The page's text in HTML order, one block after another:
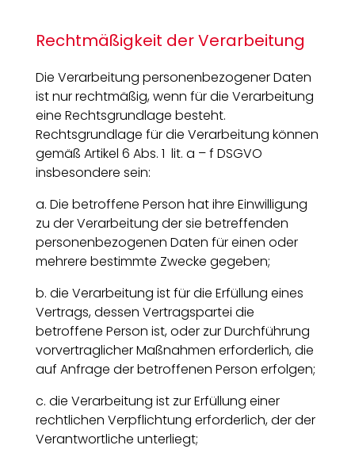
Rechtmäßigkeit der Verarbeitung
Die Verarbeitung personenbezogener Daten
ist nur rechtmäßig, wenn für die Verarbeitung
eine Rechtsgrundlage besteht.
Rechtsgrundlage für die Verarbeitung können
gemäß Artikel 6 Abs. 1 lit. a – f DSGVO
insbesondere sein:
a. Die betroffene Person hat ihre Einwilligung
zu der Verarbeitung der sie betreffenden
personenbezogenen Daten für einen oder
mehrere bestimmte Zwecke gegeben;
b. die Verarbeitung ist für die Erfüllung eines
Vertrags, dessen Vertragspartei die
betroffene Person ist, oder zur Durchführung
vorvertraglicher Maßnahmen erforderlich, die
auf Anfrage der betroffenen Person erfolgen;
c. die Verarbeitung ist zur Erfüllung einer
rechtlichen Verpflichtung erforderlich, der der
Verantwortliche unterliegt;